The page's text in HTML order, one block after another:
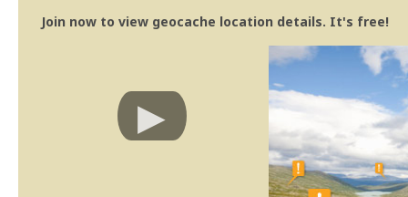
Join now to view geocache location details. It's free!